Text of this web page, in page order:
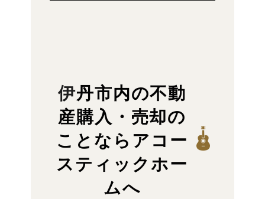
伊丹市内の不動
産購入・売却の
ことならアコー
スティックホー
ムへ